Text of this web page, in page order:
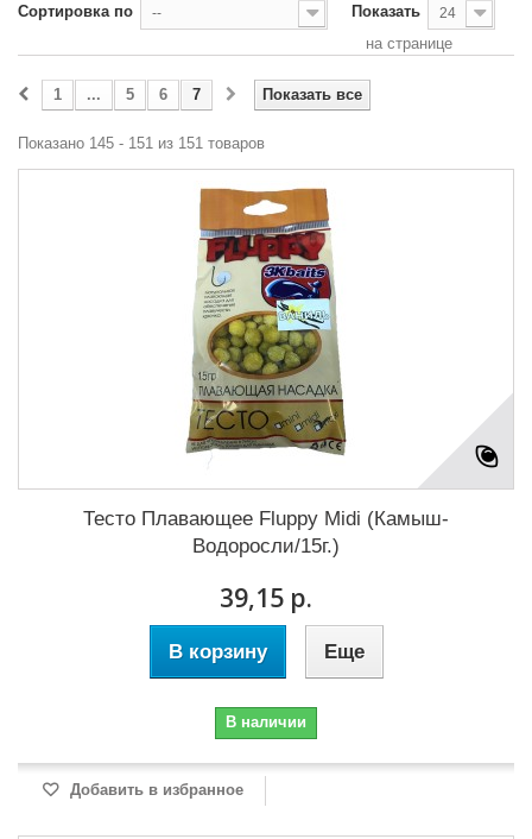
Сортировка по -- Показать 24
на странице
Показать все
1 ... 5 6 7
Показано 145 - 151 из 151 товаров
Тесто Плавающее Fluppy Midi (Камыш-
Водоросли/15г.)
39,15 р.
В корзину Еще
В наличии
Добавить в избранное